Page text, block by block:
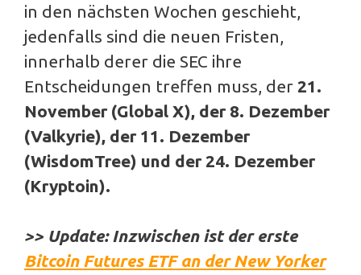
in den nächsten Wochen geschieht,
jedenfalls sind die neuen Fristen,
innerhalb derer die SEC ihre
Entscheidungen treffen muss, der 21.
November (Global X), der 8. Dezember
(Valkyrie), der 11. Dezember
(WisdomTree) und der 24. Dezember
(Kryptoin).
>> Update: Inzwischen ist der erste
Bitcoin Futures ETF an der New Yorker